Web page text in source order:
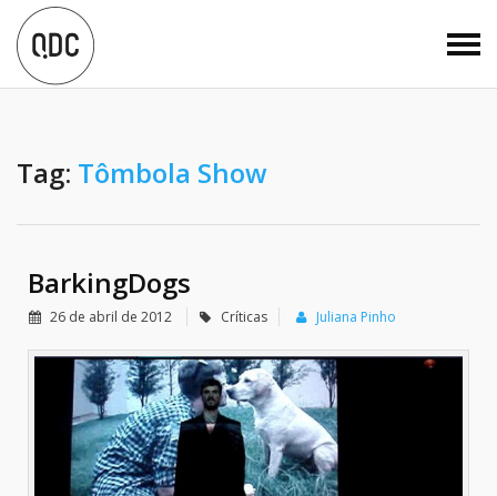
Tag: Tômbola Show
BarkingDogs
26 de abril de 2012 Críticas Juliana Pinho